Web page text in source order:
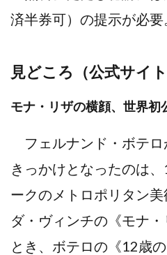
済半券可）の提示が必要
見どころ（公式サイト
モナ・リザの横顔、世界初
フェルナンド・ボテロ
きっかけとなったのは
ークのメトロポリタン美
ダ・ヴィンチの《モナ
とき、ボテロの《12歳